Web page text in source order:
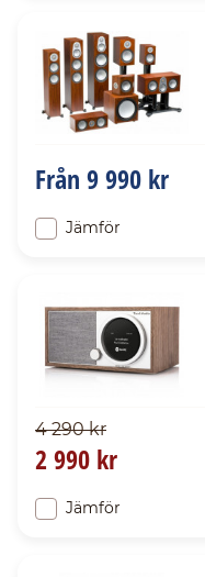
Från 9 990 kr
Jämför
4 290 kr
2 990 kr
Jämför